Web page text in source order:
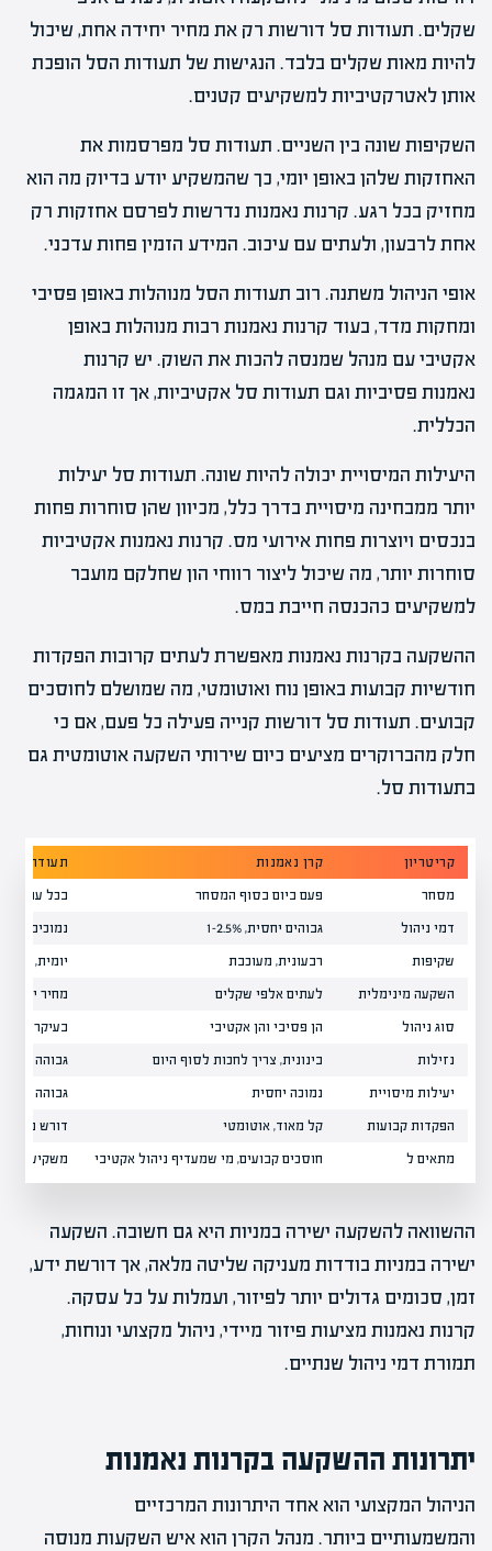
שקלים. תעודות סל דורשות רק את מחיר יחידה אחת, שיכול
להיות מאות שקלים בלבד. הנגישות של תעודות הסל הופכת
אותן לאטרקטיביות למשקיעים קטנים.
השקיפות שונה בין השניים. תעודות סל מפרסמות את
האחזקות שלהן באופן יומי, כך שהמשקיע יודע בדיוק מה הוא
מחזיק בכל רגע. קרנות נאמנות נדרשות לפרסם אחזקות רק
אחת לרבעון, ולעתים עם עיכוב. המידע הזמין פחות עדכני.
אופי הניהול משתנה. רוב תעודות הסל מנוהלות באופן פסיבי
ומחקות מדד, בעוד קרנות נאמנות רבות מנוהלות באופן
אקטיבי עם מנהל שמנסה להכות את השוק. יש קרנות
נאמנות פסיביות וגם תעודות סל אקטיביות, אך זו המגמה
הכללית.
היעילות המיסויית יכולה להיות שונה. תעודות סל יעילות
יותר ממבחינה מיסויית בדרך כלל, מכיוון שהן סוחרות פחות
בנכסים ויוצרות פחות אירועי מס. קרנות נאמנות אקטיביות
סוחרות יותר, מה שיכול ליצור רווחי הון שחלקם מועבר
למשקיעים כהכנסה חייבת במס.
ההשקעה בקרנות נאמנות מאפשרת לעתים קרובות הפקדות
חודשיות קבועות באופן נוח ואוטומטי, מה שמושלם לחוסכים
קבועים. תעודות סל דורשות קנייה פעילה כל פעם, אם כי
חלק מהברוקרים מציעים כיום שירותי השקעה אוטומטית גם
בתעודות סל.
קריטריון קרן נאמנות תעודת סל
מסחר פעם ביום בסוף המסחר בכל עת
דמי ניהול גבוהים יחסית, 1-2.5% נמוכים, 0.1-1%
שקיפות רבעונית, מעוכבת יומית, מלאה
השקעה מינימלית לעתים אלפי שקלים מחיר
סוג ניהול הן פסיבי והן אקטיבי בעיקר
נזילות בינונית, צריך לחכות לסוף היום גבוהה מאוד
יעילות מיסויית נמוכה יחסית גבוהה
הפקדות קבועות קל מאוד, אוטומטי דורש
מתאים ל חוסכים קבועים, מי שמעדיף ניהול אקטיבי משקיעים
ההשוואה להשקעה ישירה במניות היא גם חשובה. השקעה
ישירה במניות בודדות מעניקה שליטה מלאה, אך דורשת ידע,
זמן, סכומים גדולים יותר לפיזור, ועמלות על כל עסקה.
קרנות נאמנות מציעות פיזור מיידי, ניהול מקצועי ונוחות,
תמורת דמי ניהול שנתיים.
יתרונות ההשקעה בקרנות נאמנות
הניהול המקצועי הוא אחד היתרונות המרכזיים
והמשמעותיים ביותר. מנהל הקרן הוא איש השקעות מנוסה